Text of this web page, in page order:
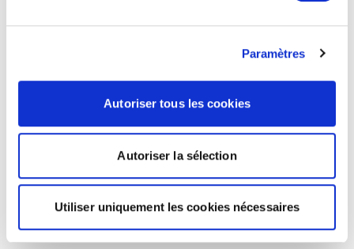
Paramètres
Autoriser tous les cookies
Autoriser la sélection
Utiliser uniquement les cookies nécessaires